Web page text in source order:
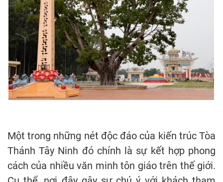
Một trong những nét độc đáo của kiến trúc Tòa
Thánh Tây Ninh đó chính là sự kết hợp phong
cách của nhiều văn minh tôn giáo trên thế giới.